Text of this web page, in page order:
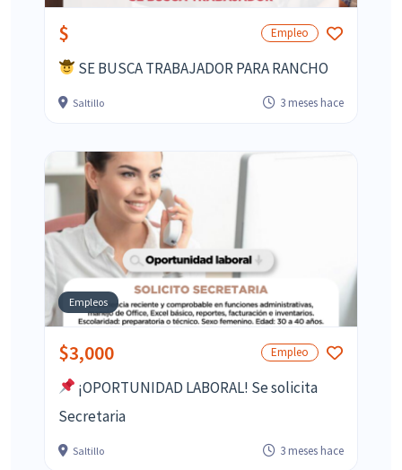
$ Empleo
SE BUSCA TRABAJADOR PARA RANCHO
Saltillo 3 meses hace
Empleos
$3,000 Empleo
¡OPORTUNIDAD LABORAL! Se solicita
Secretaria
Saltillo 3 meses hace